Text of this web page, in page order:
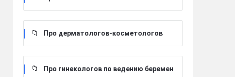
Про дерматологов-косметологов
Про гинекологов по ведению беремен